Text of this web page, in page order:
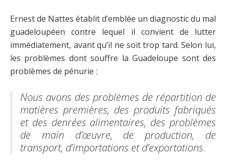
Ernest de Nattes établit d’emblée un diagnostic du mal
guadeloupéen contre lequel il convient de lutter
immédiatement, avant qu’il ne soit trop tard. Selon lui,
les problèmes dont souffre la Guadeloupe sont des
problèmes de pénurie :
Nous avons des problèmes de répartition de
matières premières, des produits fabriqués
et des denrées alimentaires, des problèmes
de main d’œuvre, de production, de
transport, d’importations et d’exportations.